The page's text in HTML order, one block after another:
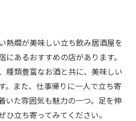
熱燗が美味しい立ち飲み居酒屋を
にあるおすすめの店があります。
種類豊富なお酒と共に、美味しい
。また、仕事帰りに一人で立ち寄
いた雰囲気も魅力の一つ。足を伸
ひ立ち寄ってみてください。